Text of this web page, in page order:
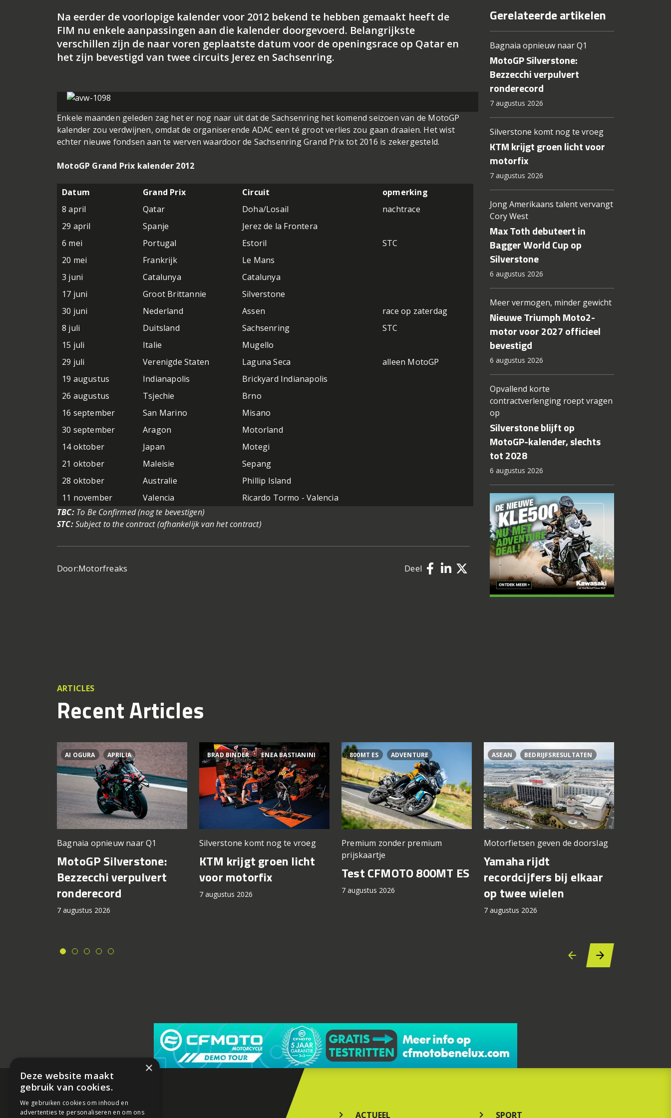
Na eerder de voorlopige kalender voor 2012 bekend te hebben gemaakt heeft de
FIM nu enkele aanpassingen aan die kalender doorgevoerd. Belangrijkste
verschillen zijn de naar voren geplaatste datum voor de openingsrace op Qatar en
het zijn bevestigd van twee circuits Jerez en Sachsenring.
Enkele maanden geleden zag het er nog naar uit dat de Sachsenring het komend seizoen van de MotoGP
kalender zou verdwijnen, omdat de organiserende ADAC een té groot verlies zou gaan draaien. Het wist
echter nieuwe fondsen aan te werven waardoor de Sachsenring Grand Prix tot 2016 is zekergesteld.
MotoGP Grand Prix kalender 2012
Datum Grand Prix Circuit
opmerking
8 april
Qatar Doha/Losail
nachtrace
29 april
Spanje
Jerez de la Frontera
6 mei
Portugal Estoril
STC
20 mei
Frankrijk
Le Mans
3 juni
Catalunya
Catalunya
17 juni
Groot Brittannie
Silverstone
30 juni
Nederland Assen
race op zaterdag
8 juli
Duitsland Sachsenring
STC
15 juli
Italie
Mugello
29 juli
Verenigde Staten Laguna Seca
alleen MotoGP
19 augustus
Indianapolis
Brickyard Indianapolis
26 augustus
Tsjechie
Brno
16 september
San Marino
Misano
30 september
Aragon
Motorland
14 oktober
Japan
Motegi
21 oktober
Maleisie
Sepang
28 oktober
Australie
Phillip Island
11 november
Valencia
Ricardo Tormo - Valencia
TBC: To Be Confirmed (nog te bevestigen)
STC:Subject to the contract (afhankelijk van het contract)
Door:Motorfreaks Deel
Gerelateerde artikelen
Bagnaia opnieuw naar Q1
MotoGP Silverstone:
Bezzecchi verpulvert
ronderecord
7 augustus 2026
Silverstone komt nog te vroeg
KTM krijgt groen licht voor
motorfix
7 augustus 2026
Jong Amerikaans talent vervangt
Cory West
Max Toth debuteert in
Bagger World Cup op
Silverstone
6 augustus 2026
Meer vermogen, minder gewicht
Nieuwe Triumph Moto2-
motor voor 2027 officieel
bevestigd
6 augustus 2026
Opvallend korte
contractverlenging roept vragen
op
Silverstone blijft op
MotoGP-kalender, slechts
tot 2028
6 augustus 2026
ARTICLES
Recent Articles
AI OGURA APRILIA
Bagnaia opnieuw naar Q1
MotoGP Silverstone:
Bezzecchi verpulvert
ronderecord
7 augustus 2026
BRAD BINDER ENEA BASTIANINI
Silverstone komt nog te vroeg
KTM krijgt groen licht
voor motorfix
7 augustus 2026
800MT ES ADVENTURE
Premium zonder premium
prijskaartje
Test CFMOTO 800MT ES
7 augustus 2026
ASEAN BEDRIJFSRESULTATEN
Motorfietsen geven de doorslag
Yamaha rijdt
recordcijfers bij elkaar
op twee wielen
7 augustus 2026
ACTUEEL SPORT
×
Deze website maakt
gebruik van cookies.
We gebruiken cookies om inhoud en
advertenties te personaliseren en om ons